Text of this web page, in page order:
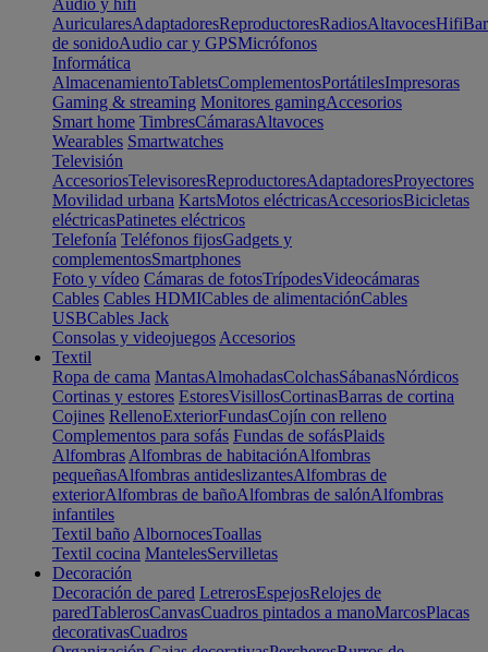
Audio y hifi
AuricularesAdaptadoresReproductoresRadiosAltavocesHifi
de sonidoAudio car y GPSMicrófonos
Informática
AlmacenamientoTabletsComplementosPortátilesImpresoras
Gaming & streaming Monitores gamingAccesorios
Smart home TimbresCámarasAltavoces
Wearables Smartwatches
Televisión
AccesoriosTelevisoresReproductoresAdaptadoresProyectores
Movilidad urbana KartsMotos eléctricasAccesoriosBicicletas
eléctricasPatinetes eléctricos
Telefonía Teléfonos fijosGadgets y
complementosSmartphones
Foto y vídeo Cámaras de fotosTrípodesVideocámaras
Cables Cables HDMICables de alimentaciónCables
USBCables Jack
Consolas y videojuegos Accesorios
Textil
Ropa de cama MantasAlmohadasColchasSábanasNórdicos
Cortinas y estores EstoresVisillosCortinasBarras de cortina
Cojines RellenoExteriorFundasCojín con relleno
Complementos para sofás Fundas de sofásPlaids
Alfombras Alfombras de habitaciónAlfombras
pequeñasAlfombras antideslizantesAlfombras de
exteriorAlfombras de bañoAlfombras de salónAlfombras
infantiles
Textil baño AlbornocesToallas
Textil cocina MantelesServilletas
Decoración
Decoración de pared LetrerosEspejosRelojes de
paredTablerosCanvasCuadros pintados a manoMarcosPlacas
decorativasCuadros